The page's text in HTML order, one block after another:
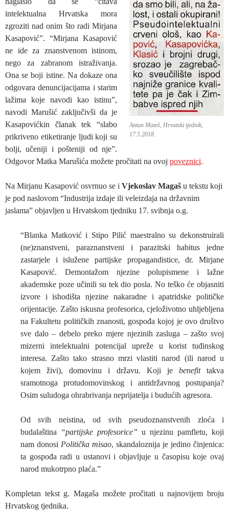
Antun Mateš, Hrvatski tjednik,
17.5.2018.
intelektualna Hrvatska mora
zgroziti nad onim što radi Mirjana
Kasapović”. “Mirjana Kasapović
ne ide za znanstvenom istinom,
nego za zabranom istraživanja.
Ona se boji istine. Na dokaze ona
odgovara denuncijacijama i starim
lažima koje navodi kao istinu”,
navodi Marušić zaključivši da je
Kasapovićkin članak tek “slabo
prikriveno etiketiranje ljudi koji su
bolji, učeniji i pošteniji od nje”.
Odgovor Matka Marušića možete pročitati na ovoj poveznici.
Na Mirjanu Kasapović osvrnuo se i Vjekoslav Magaš u tekstu koji
je pod naslovom “Industrija izdaje ili veleizdaja na državnim
jaslama” objavljen u Hrvatskom tjedniku 17. svibnja o.g.
“Blanka Matković i Stipo Pilić maestralno su dekonstruirali
(ne)znanstveni, paraznanstveni i parazitski habitus jedne
zastarjele i islužene partijske propagandistice, dr. Mirjane
Kasapović. Demontažom njezine polupismene i lažne
akademske poze učinili su tek dio posla. No teško će objasniti
izvore i ishodišta njezine nakaradne i apatridske političke
orijentacije. Zašto iskusna profesorica, cjeloživotno uhljebljena
na Fakultetu političkih znanosti, gospođa kojoj je ovo društvo
sve dalo – debelo preko mjere njezinih zasluga – zašto svoj
mizerni intelektualni potencijal upreže u korist tuđinskog
interesa. Zašto tako strasno mrzi vlastiti narod (ili narod u
kojem živi), domovinu i državu. Koji je benefittakva
sramotnoga protudomovinskog i antidržavnog postupanja?
Osim suludoga ohrabrivanja neprijatelja i budućih agresora.
Od svih neistina, od svih pseudoznanstvenih zloća i
budalaština
“partijske profesorice” u njezinu pamfletu, koji
nam donosi Politička misao, skandaloznija je jedino činjenica:
ta gospođa radi u ustanovi i objavljuje u časopisu koje ovaj
narod mukotrpno plaća.”
Kompletan tekst g. Magaša možete pročitati u najnovijem broju
Hrvatskog tjednika.